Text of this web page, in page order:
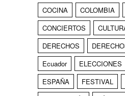
COCINA
COLOMBIA
CONCIERTOS
DERECHOS
Ecuador
ELECCIONES
ESPAÑA
FESTIVAL